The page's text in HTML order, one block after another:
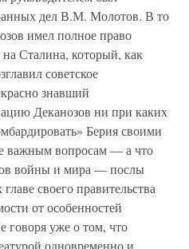
дел В.М. Молотов. В то
имел полное право
Сталина, который, как
советское
знавший
Деканозов ни при каких
Берия своими
важным вопросам — а что
войны и мира — послы
своего правительства
от особенностей
говоря уже о том, что
одновременно и